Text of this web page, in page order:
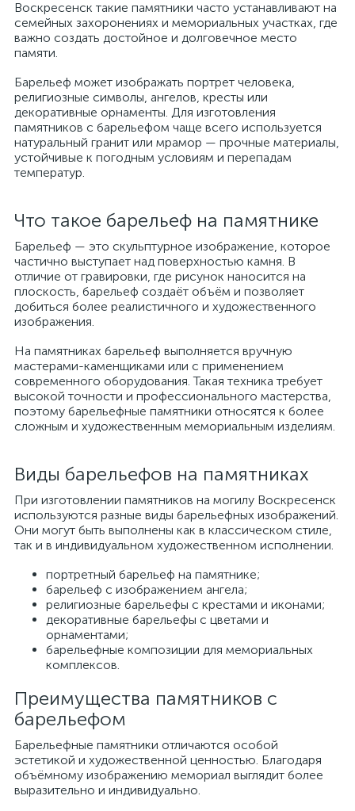
Воскресенск такие памятники часто устанавливают на
семейных захоронениях и мемориальных участках, где
важно создать достойное и долговечное место
памяти.
Барельеф может изображать портрет человека,
религиозные символы, ангелов, кресты или
декоративные орнаменты. Для изготовления
памятников с барельефом чаще всего используется
натуральный гранит или мрамор — прочные материалы,
устойчивые к погодным условиям и перепадам
температур.
Что такое барельеф на памятнике
Барельеф — это скульптурное изображение, которое
частично выступает над поверхностью камня. В
отличие от гравировки, где рисунок наносится на
плоскость, барельеф создаёт объём и позволяет
добиться более реалистичного и художественного
изображения.
На памятниках барельеф выполняется вручную
мастерами-каменщиками или с применением
современного оборудования. Такая техника требует
высокой точности и профессионального мастерства,
поэтому барельефные памятники относятся к более
сложным и художественным мемориальным изделиям.
Виды барельефов на памятниках
При изготовлении памятников на могилу Воскресенск
используются разные виды барельефных изображений.
Они могут быть выполнены как в классическом стиле,
так и в индивидуальном художественном исполнении.
портретный барельеф на памятнике;
барельеф с изображением ангела;
религиозные барельефы с крестами и иконами;
декоративные барельефы с цветами и
орнаментами;
барельефные композиции для мемориальных
комплексов.
Преимущества памятников с
барельефом
Барельефные памятники отличаются особой
эстетикой и художественной ценностью. Благодаря
объёмному изображению мемориал выглядит более
выразительно и индивидуально.